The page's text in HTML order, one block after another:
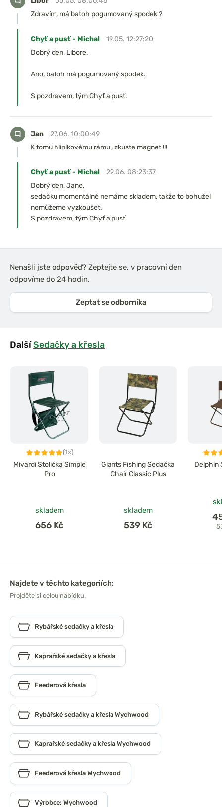
Zdravím, má batoh pogumovaný spodek ?
Chyť a pusť - Michal
19.05. 12:27:20
Dobrý den, Libore.
Ano, batoh má pogumovaný spodek.
S pozdravem, tým Chyť a pusť.
Jan
27.06. 10:00:49
K tomu hliníkovému rámu , zkuste magnet !!!
Chyť a pusť - Michal
29.06. 08:23:37
Dobrý den, Jane,
sedačku momentálně nemáme skladem, takže to bohužel
nemůžeme vyzkoušet.
S pozdravem, tým Chyť a pusť.
Nenašli jste odpověď? Zeptejte se, v pracovní den
odpovíme do 24 hodin.
Zeptat se odborníka
DalšíSedačky a křesla
(1x)
Mivardi Stolička Simple
Pro
skladem
656 Kč
Giants Fishing Sedačka
Chair Classic Plus
skladem
539 Kč
Delphin
Najdete v těchto kategoriích:
Projděte si celou nabídku.
Rybářské sedačky a křesla
Kaprařské sedačky a křesla
Feederová křesla
Rybářské sedačky a křesla Wychwood
Kaprařské sedačky a křesla Wychwood
Feederová křesla Wychwood
Výrobce: Wychwood